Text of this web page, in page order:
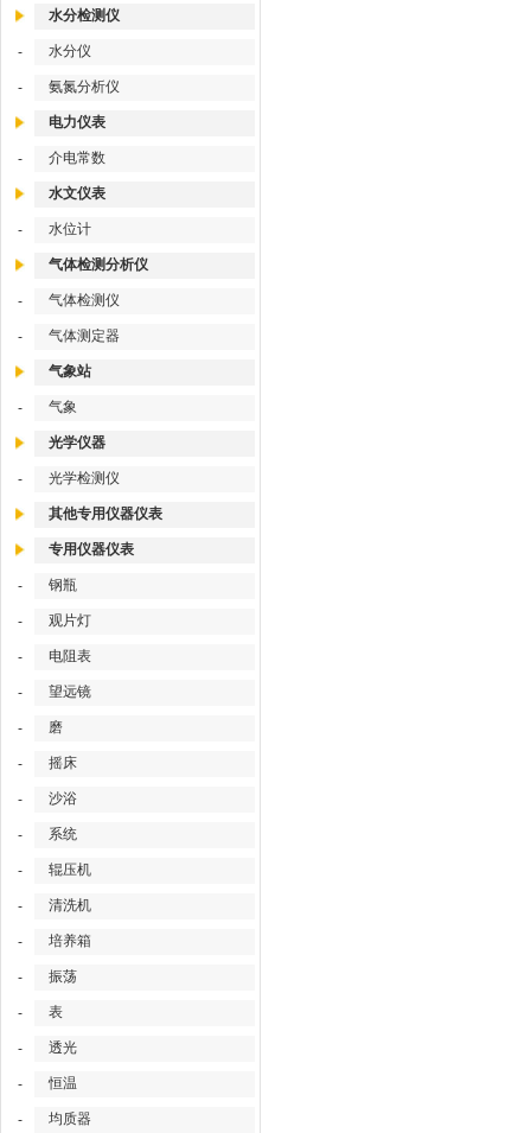
水分检测仪
- 水分仪
- 氨氮分析仪
电力仪表
- 介电常数
水文仪表
- 水位计
气体检测分析仪
- 气体检测仪
- 气体测定器
气象站
- 气象
光学仪器
- 光学检测仪
其他专用仪器仪表
专用仪器仪表
- 钢瓶
- 观片灯
- 电阻表
- 望远镜
- 磨
- 摇床
- 沙浴
- 系统
- 辊压机
- 清洗机
- 培养箱
- 振荡
- 表
- 透光
- 恒温
- 均质器